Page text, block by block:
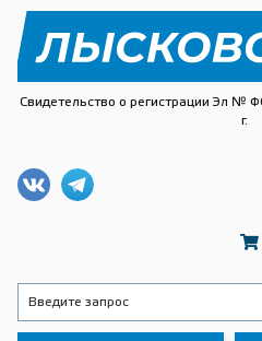
Свидетельство о регистрации Эл №
г.